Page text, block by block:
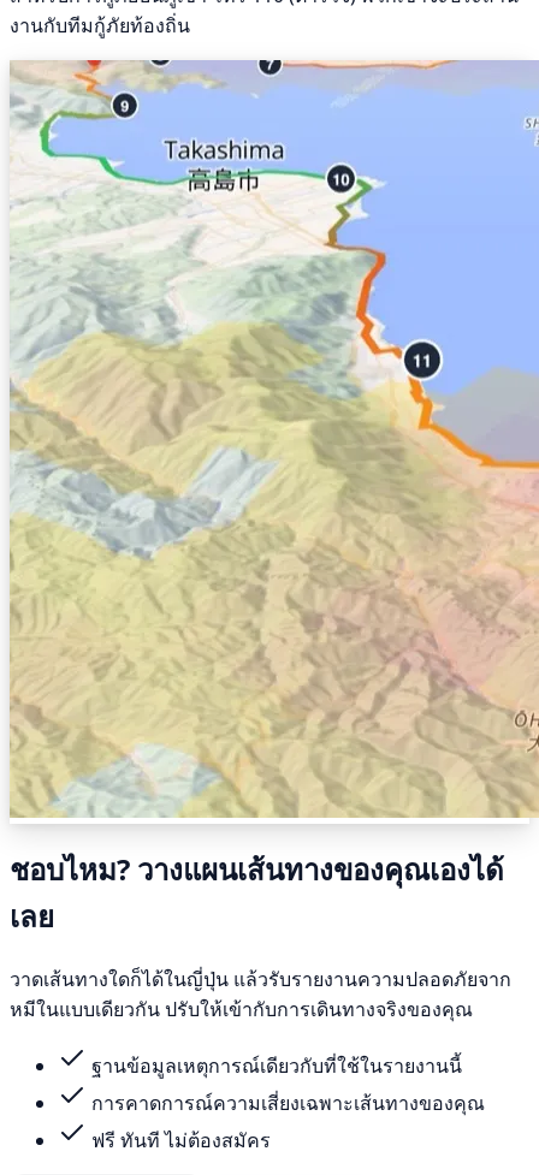
งานกับทีมกู้ภัยท้องถิ่น
ชอบไหม? วางแผนเส้นทางของคุณเองได้
เลย
วาดเส้นทางใดก็ได้ในญี่ปุ่น แล้วรับรายงานความปลอดภัยจาก
หมีในแบบเดียวกัน ปรับให้เข้ากับการเดินทางจริงของคุณ
ฐานข้อมูลเหตุการณ์เดียวกับที่ใช้ในรายงานนี้
การคาดการณ์ความเสี่ยงเฉพาะเส้นทางของคุณ
ฟรี ทันที ไม่ต้องสมัคร